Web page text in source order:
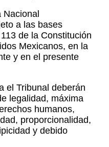
a las bases
de la Constitución
Mexicanos, en la
y en el presente
el Tribunal deberán
legalidad, máxima
humanos,
proporcionalidad,
y debido